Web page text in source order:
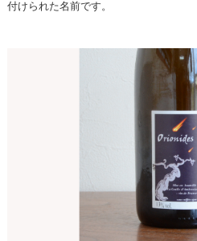
付けられた名前です。